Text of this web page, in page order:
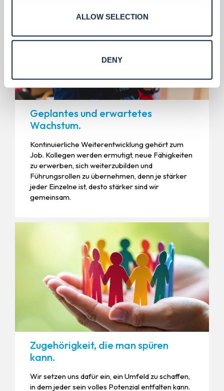
ALLOW SELECTION
DENY
Geplantes und erwartetes
Wachstum.
Kontinuierliche Weiterentwicklung gehört zum
Job. Kollegen werden ermutigt, neue Fähigkeiten
zu erwerben, sich weiterzubilden und
Führungsrollen zu übernehmen, denn je stärker
jeder Einzelne ist, desto stärker sind wir
gemeinsam.
Zugehörigkeit, die man spüren
kann.
Wir setzen uns dafür ein, ein Umfeld zu schaffen,
in dem jeder sein volles Potenzial entfalten kann.